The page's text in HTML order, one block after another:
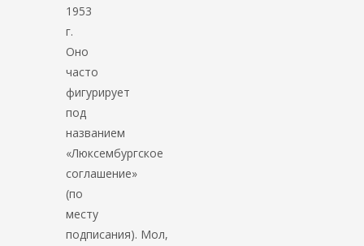
1953
г.
Оно
часто
фигурирует
под
названием
«Люксембургское
соглашение»
(по
месту
подписания). Мол,